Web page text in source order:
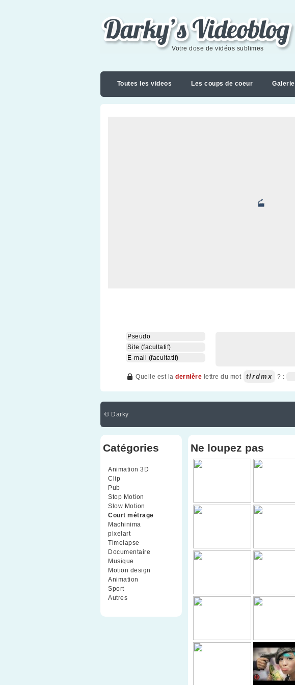
Darky's videoblog
Votre dose de vidéos sublimes
Toutes les videos Les coups de coeur Galerie
Quelle est la dernière lettre du mot tlrdmx ? :
© Darky
Catégories
Animation 3D
Clip
Pub
Stop Motion
Slow Motion
Court métrage
Machinima
pixelart(10)
Timelapse
Documentaire
Musique
Motion design
Animation
Sport(2)
Autres
Ne loupez pas